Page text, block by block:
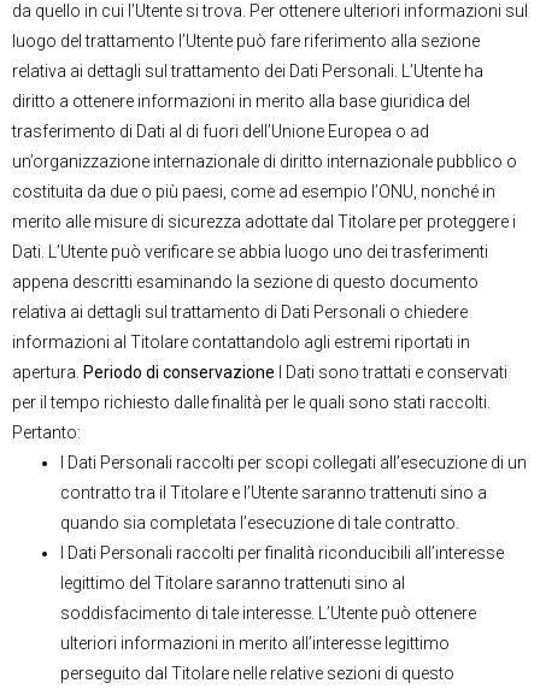
da quello in cui l’Utente si trova. Per ottenere ulteriori informazioni sul
luogo del trattamento l’Utente può fare riferimento alla sezione
relativa ai dettagli sul trattamento dei Dati Personali. L’Utente ha
diritto a ottenere informazioni in merito alla base giuridica del
trasferimento di Dati al di fuori dell’Unione Europea o ad
un’organizzazione internazionale di diritto internazionale pubblico o
costituita da due o più paesi, come ad esempio l’ONU, nonché in
merito alle misure di sicurezza adottate dal Titolare per proteggere i
Dati. L’Utente può verificare se abbia luogo uno dei trasferimenti
appena descritti esaminando la sezione di questo documento
relativa ai dettagli sul trattamento di Dati Personali o chiedere
informazioni al Titolare contattandolo agli estremi riportati in
apertura. Periodo di conservazione I Dati sono trattati e conservati
per il tempo richiesto dalle finalità per le quali sono stati raccolti.
Pertanto:
I Dati Personali raccolti per scopi collegati all’esecuzione di un
contratto tra il Titolare e l’Utente saranno trattenuti sino a
quando sia completata l’esecuzione di tale contratto.
I Dati Personali raccolti per finalità riconducibili all’interesse
legittimo del Titolare saranno trattenuti sino al
soddisfacimento di tale interesse. L’Utente può ottenere
ulteriori informazioni in merito all’interesse legittimo
perseguito dal Titolare nelle relative sezioni di questo